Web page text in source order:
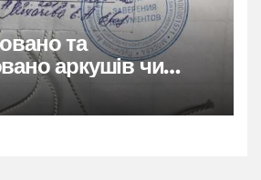
та
аркушів чи
гайд